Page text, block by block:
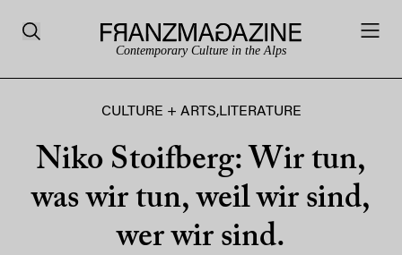
Contemporary Culture in the Alps
CULTURE + ARTS,LITERATURE
Niko Stoifberg: Wir tun,
was wir tun, weil wir sind,
wer wir sind.